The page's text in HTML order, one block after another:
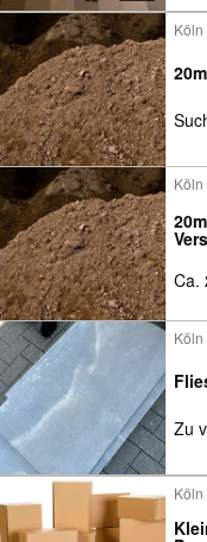
Köln
Köln
Ca.
Köln
Zu
Köln